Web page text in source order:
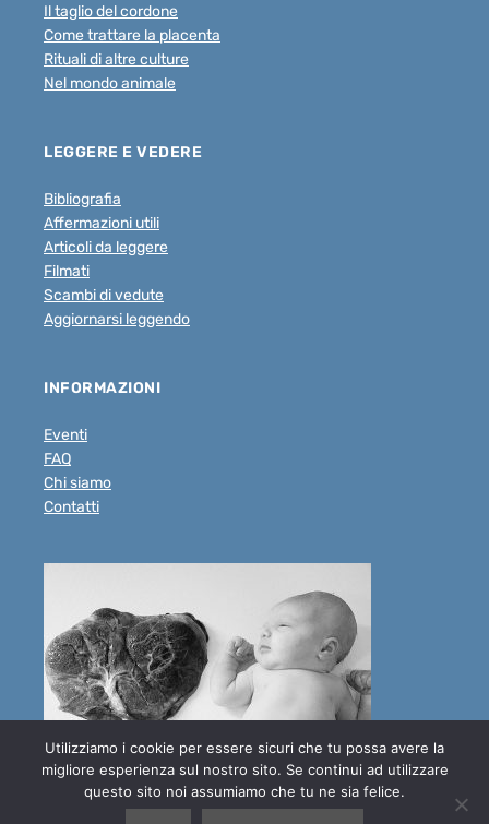
Il taglio del cordone
Come trattare la placenta
Rituali di altre culture
Nel mondo animale
LEGGERE E VEDERE
Bibliografia
Affermazioni utili
Articoli da leggere
Filmati
Scambi di vedute
Aggiornarsi leggendo
INFORMAZIONI
Eventi
FAQ
Chi siamo
Contatti
Utilizziamo i cookie per essere sicuri che tu possa avere la
migliore esperienza sul nostro sito. Se continui ad utilizzare
questo sito noi assumiamo che tu ne sia felice.